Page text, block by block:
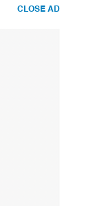
CLOSE AD